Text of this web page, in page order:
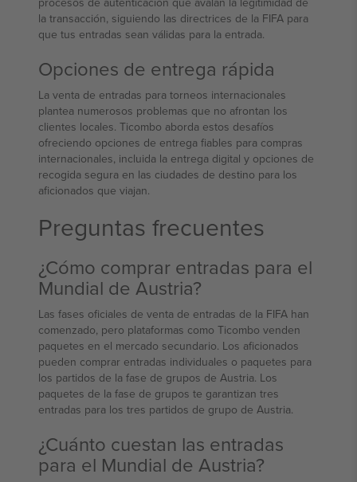
la transacción, siguiendo las directrices de la FIFA para
que tus entradas sean válidas para la entrada.
Opciones de entrega rápida
La venta de entradas para torneos internacionales
plantea numerosos problemas que no afrontan los
clientes locales. Ticombo aborda estos desafíos
ofreciendo opciones de entrega fiables para compras
internacionales, incluida la entrega digital y opciones de
recogida segura en las ciudades de destino para los
aficionados que viajan.
Preguntas frecuentes
¿Cómo comprar entradas para el
Mundial de Austria?
Las fases oficiales de venta de entradas de la FIFA han
comenzado, pero plataformas como Ticombo venden
paquetes en el mercado secundario. Los aficionados
pueden comprar entradas individuales o paquetes para
los partidos de la fase de grupos de Austria. Los
paquetes de la fase de grupos te garantizan tres
entradas para los tres partidos de grupo de Austria.
¿Cuánto cuestan las entradas
para el Mundial de Austria?